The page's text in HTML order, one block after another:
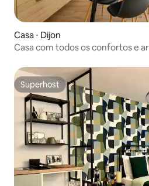
Casa ⋅ Dijon
Casa com todos os confortos e
Superhost
Superhost